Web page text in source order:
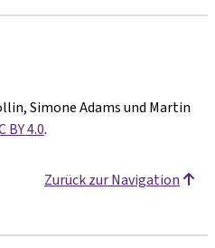
Simone Adams und Martin
BY 4.0.
Zurück zur Navigation